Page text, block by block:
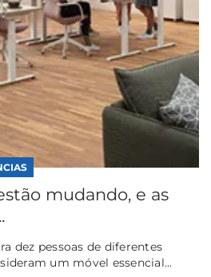
mudando, e as
dez pessoas de diferentes
um móvel essencial...